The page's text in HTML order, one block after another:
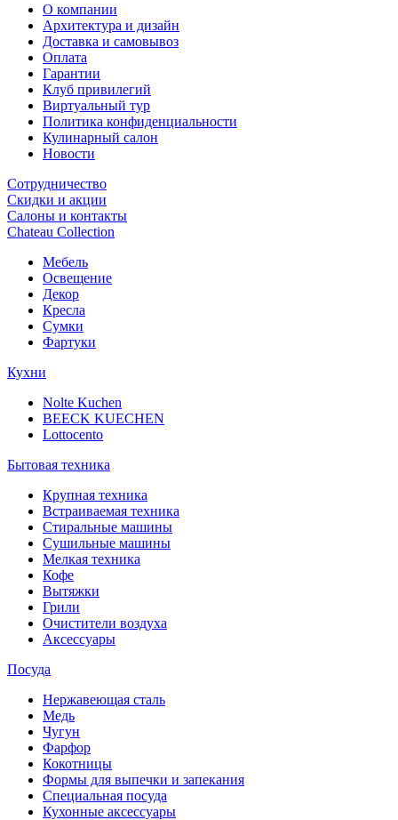
О компании
Архитектура и дизайн
Доставка и самовывоз
Оплата
Гарантии
Клуб привилегий
Виртуальный тур
Политика конфиденциальности
Кулинарный салон
Новости
Сотрудничество
Скидки и акции
Салоны и контакты
Chateau Collection
Мебель
Освещение
Декор
Кресла
Сумки
Фартуки
Кухни
Nolte Kuchen
BEECK KUECHEN
Lottocento
Бытовая техника
Крупная техника
Встраиваемая техника
Стиральные машины
Сушильные машины
Мелкая техника
Кофе
Вытяжки
Грили
Очистители воздуха
Аксессуары
Посуда
Нержавеющая сталь
Медь
Чугун
Фарфор
Кокотницы
Формы для выпечки и запекания
Специальная посуда
Кухонные аксессуары